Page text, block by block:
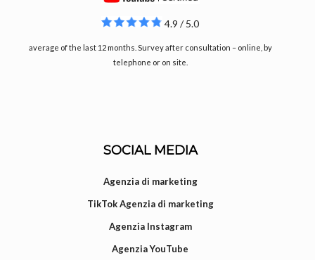
4.9 / 5.0
average of the last 12 months. Survey after consultation – online, by
telephone or on site.
SOCIAL MEDIA
Agenzia di marketing
TikTok Agenzia di marketing
Agenzia Instagram
Agenzia YouTube